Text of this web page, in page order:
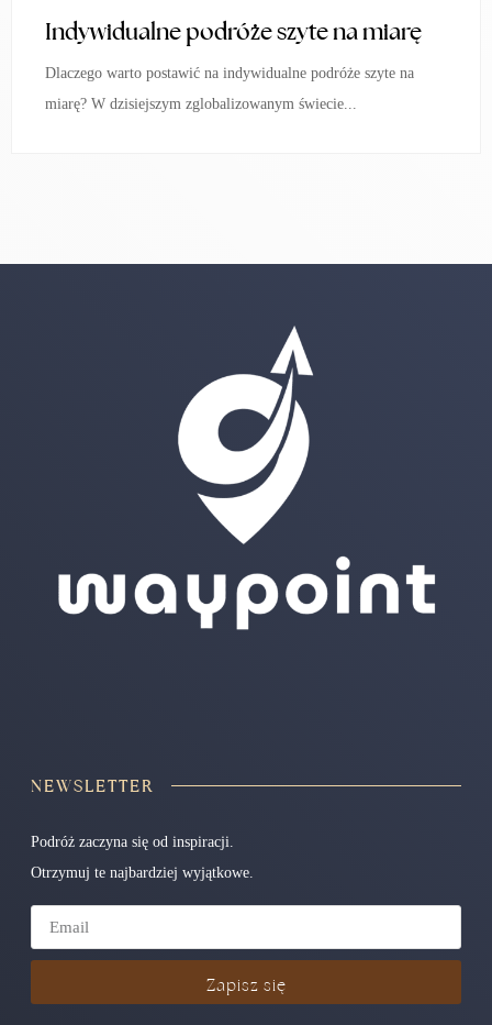
Indywidualne podróże szyte na miarę
Dlaczego warto postawić na indywidualne podróże szyte na
miarę? W dzisiejszym zglobalizowanym świecie...
NEWSLETTER
Podróż zaczyna się od inspiracji.
Otrzymuj te najbardziej wyjątkowe.
Zapisz się